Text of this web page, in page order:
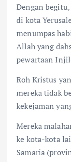
Dengan
di kota
menumpas
Allah yang
pewartaan
Roh Kristus
mereka tidak
kekejaman
Mereka
ke kota-kota
Samaria